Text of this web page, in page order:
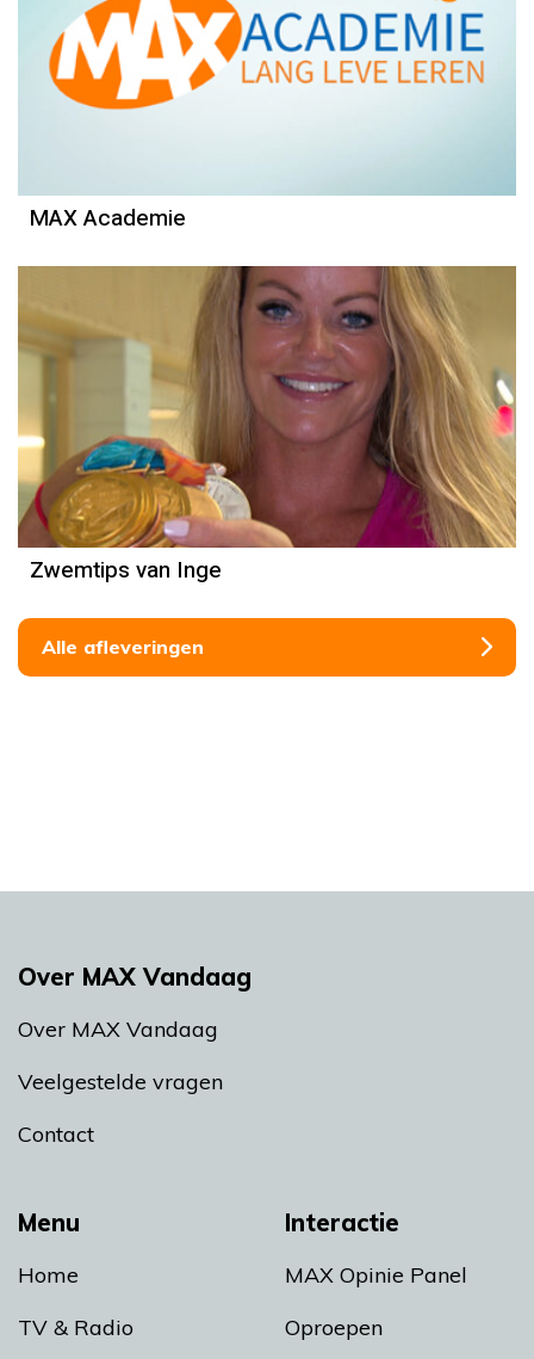
MAX Academie
Zwemtips van Inge
Alle afleveringen
Menu
Home
TV & Radio
Interactie
MAX Opinie Panel
Oproepen
Over MAX Vandaag
Over MAX Vandaag
Veelgestelde vragen
Contact